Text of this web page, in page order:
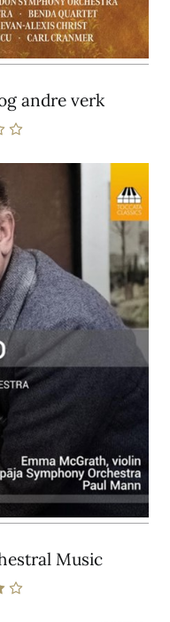
andre verk
Music